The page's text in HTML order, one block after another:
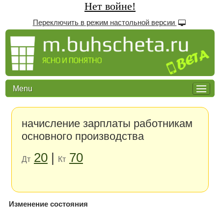
Нет войне!
Переключить в режим настольной версии
Menu
начисление зарплаты работникам
основного производства
Дт 20| Кт 70
Изменение состояния